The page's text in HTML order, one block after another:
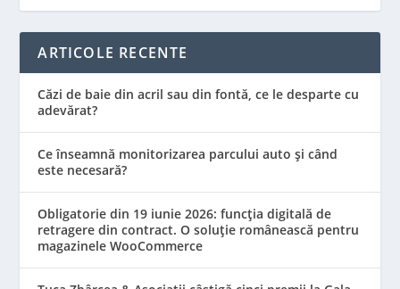
ARTICOLE RECENTE
Căzi de baie din acril sau din fontă, ce le desparte cu
adevărat?
Ce înseamnă monitorizarea parcului auto și când
este necesară?
Obligatorie din 19 iunie 2026: funcția digitală de
retragere din contract. O soluție românească pentru
magazinele WooCommerce